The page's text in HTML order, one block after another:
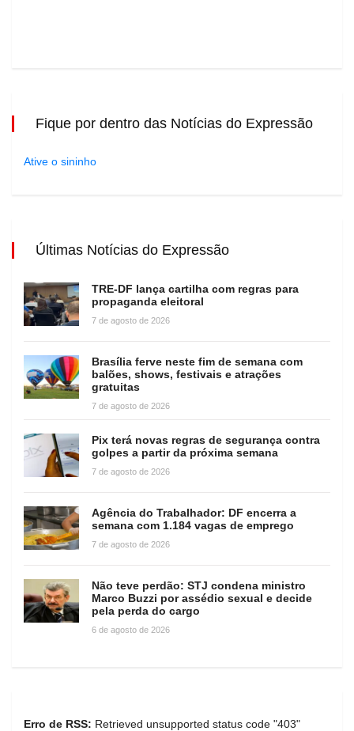
Fique por dentro das Notícias do Expressão
Ative o sininho
Últimas Notícias do Expressão
TRE-DF lança cartilha com regras para
propaganda eleitoral
7 de agosto de 2026
Brasília ferve neste fim de semana com
balões, shows, festivais e atrações
gratuitas
7 de agosto de 2026
Pix terá novas regras de segurança contra
golpes a partir da próxima semana
7 de agosto de 2026
Agência do Trabalhador: DF encerra a
semana com 1.184 vagas de emprego
7 de agosto de 2026
Não teve perdão: STJ condena ministro
Marco Buzzi por assédio sexual e decide
pela perda do cargo
6 de agosto de 2026
Erro de RSS: Retrieved unsupported status code "403"